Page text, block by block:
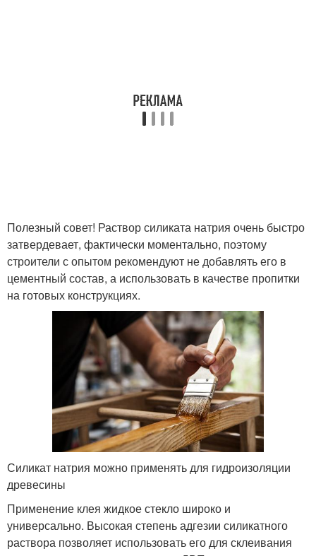
Полезный совет! Раствор силиката натрия очень быстро
затвердевает, фактически моментально, поэтому
строители с опытом рекомендуют не добавлять его в
цементный состав, а использовать в качестве пропитки
на готовых конструкциях.
Силикат натрия можно применять для гидроизоляции
древесины
Применение клея жидкое стекло широко и
универсально. Высокая степень адгезии силикатного
раствора позволяет использовать его для склеивания